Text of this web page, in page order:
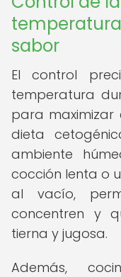
sabor
El control
temperatura
para maximizar
dieta
ambiente
cocción lenta o
al vacío,
concentren y
tierna y jugosa.
Además,